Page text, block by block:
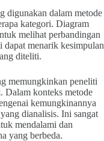
digunakan dalam metode
kategori. Diagram
melihat perbandingan
menarik kesimpulan
diteliti.
memungkinkan peneliti
Dalam konteks metode
kemungkinannya
dianalisis. Ini sangat
mendalami dan
yang berbeda.